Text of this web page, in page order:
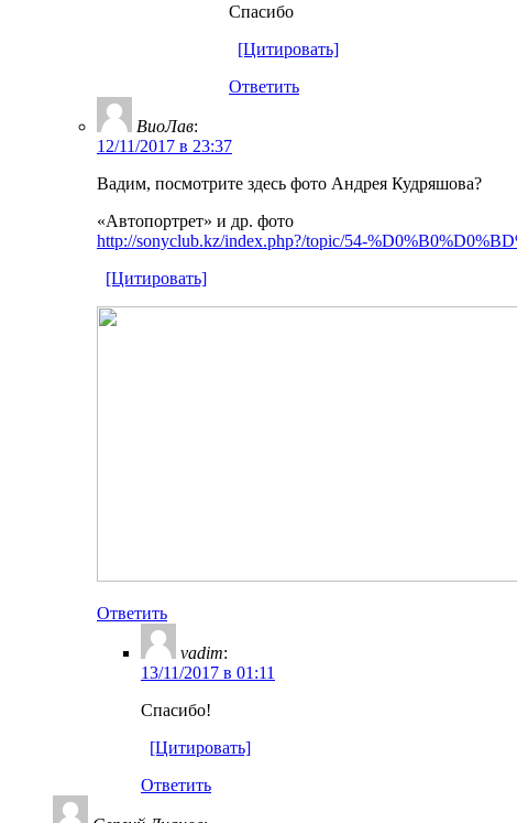
Cпасибо
[Цитировать]
Ответить
ВиоЛав:
12/11/2017 в 23:37
Вадим, посмотрите здесь фото Андрея Кудряшова?
«Автопортрет» и др. фото
http://sonyclub.kz/index.php?/topic/54-
[Цитировать]
Ответить
vadim:
13/11/2017 в 01:11
Спасибо!
[Цитировать]
Ответить